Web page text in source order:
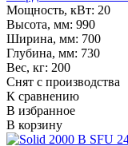
Мощность, кВт: 20
Высота, мм: 990
Ширина, мм: 700
Глубина, мм: 730
Вес, кг: 200
Снят с производства
К сравнению
В избранное
В корзину